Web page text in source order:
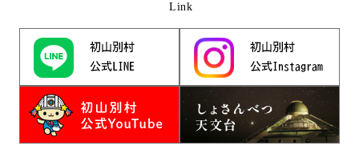
Link